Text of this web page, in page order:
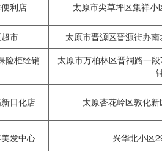
利店 太原市尖草坪区集祥
市 太原市晋源区晋源街办
险柜经销
太原市万柏林区晋祠路一
日化店 太原杏花岭区敦化
发中心 兴华北小区